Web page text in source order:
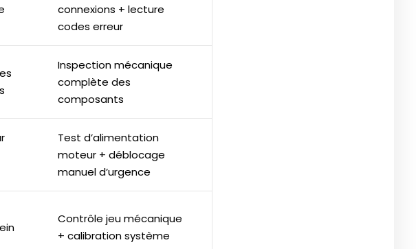
connexions + lecture
codes erreur
Inspection mécanique
complète des
composants
Test d’alimentation
moteur + déblocage
manuel d’urgence
Contrôle jeu mécanique
+ calibration système